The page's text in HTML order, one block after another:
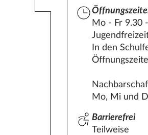
Mo - Fr 9.30
In den
Mo, Mi und
Barrierefrei
Teilweise